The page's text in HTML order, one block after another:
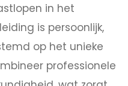
in het
is persoonlijk,
op het unieke
professionele